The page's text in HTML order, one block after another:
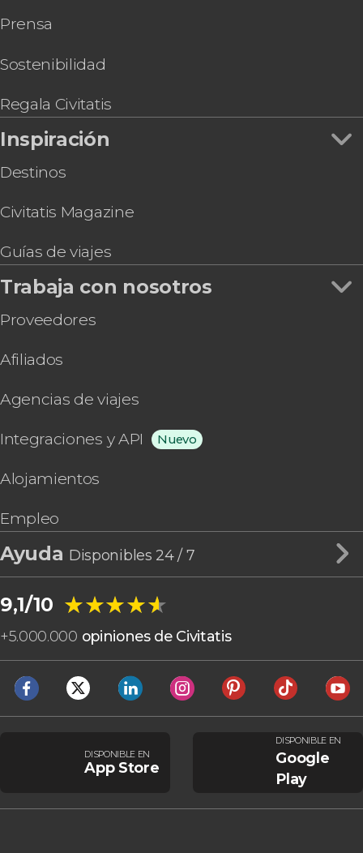
Galería Borghese
Tour por las Catacumbas de la Vía Appia
Visita guiada por las catacumbas de San
Tour en bicicleta por Roma
Pub Crawl ¡Tour de fiesta por Roma!
Prensa
Sostenibilidad
Regala Civitatis
Inspiración
Destinos
Civitatis Magazine
Guías de viajes
Trabaja con nosotros
Proveedores
Afiliados
Agencias de viajes
Integraciones y API Nuevo
Alojamientos
Empleo
Ayuda Disponibles 24 / 7
9,1/10 ★★★★★
★★★★★
+5.000.000 opiniones de Civitatis
DISPONIBLE EN
App Store
DISPONIBLE EN
Google
Play